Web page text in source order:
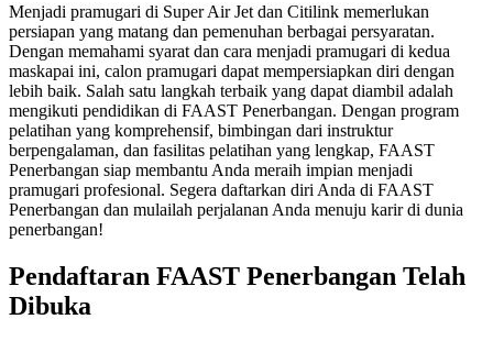
Menjadi pramugari di Super Air Jet dan Citilink memerlukan
persiapan yang matang dan pemenuhan berbagai persyaratan.
Dengan memahami syarat dan cara menjadi pramugari di kedua
maskapai ini, calon pramugari dapat mempersiapkan diri dengan
lebih baik. Salah satu langkah terbaik yang dapat diambil adalah
mengikuti pendidikan di FAAST Penerbangan. Dengan program
pelatihan yang komprehensif, bimbingan dari instruktur
berpengalaman, dan fasilitas pelatihan yang lengkap, FAAST
Penerbangan siap membantu Anda meraih impian menjadi
pramugari profesional. Segera daftarkan diri Anda di FAAST
Penerbangan dan mulailah perjalanan Anda menuju karir di dunia
penerbangan!
Pendaftaran FAAST Penerbangan Telah
Dibuka